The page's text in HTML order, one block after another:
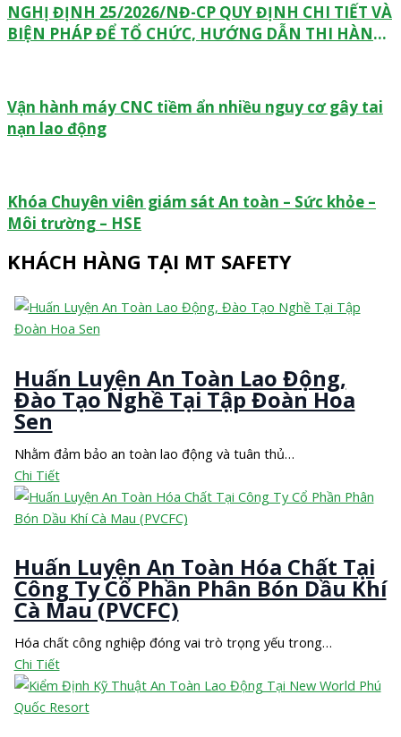
NGHỊ ĐỊNH 25/2026/NĐ-CP QUY ĐỊNH CHI TIẾT VÀ
BIỆN PHÁP ĐỂ TỔ CHỨC, HƯỚNG DẪN THI HÀNH
TOÀN, AN NINH HÓA CHẤT
Vận hành máy CNC tiềm ẩn nhiều nguy cơ gây tai
nạn lao động
Khóa Chuyên viên giám sát An toàn – Sức khỏe –
Môi trường – HSE
KHÁCH HÀNG TẠI MT SAFETY
Huấn Luyện An Toàn Lao Động,
Đào Tạo Nghề Tại Tập Đoàn Hoa
Sen
Nhằm đảm bảo an toàn lao động và tuân thủ…
Chi Tiết
Huấn Luyện An Toàn Hóa Chất Tại
Công Ty Cổ Phần Phân Bón Dầu Khí
Cà Mau (PVCFC)
Hóa chất công nghiệp đóng vai trò trọng yếu trong…
Chi Tiết